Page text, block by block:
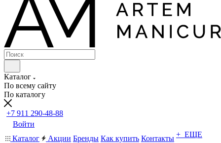
Каталог
По всему сайту
По каталогу
+7 911 290-48-88
Войти
Каталог
Акции Бренды Как купить Контакты + ЕЩЕ